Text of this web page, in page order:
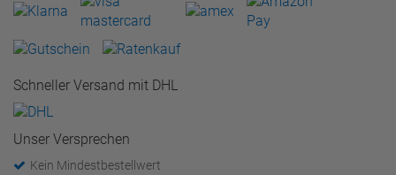
Schneller Versand mit DHL
Unser Versprechen
Kein Mindestbestellwert